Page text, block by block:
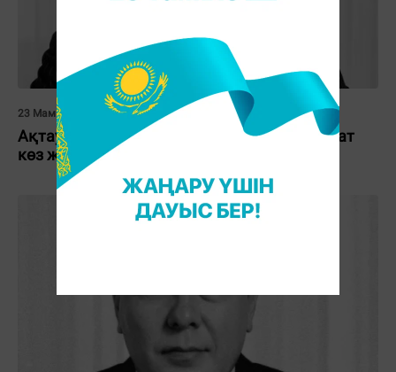
23 Мамыр 2026, 14:10
Ақтауда пластикалық ота жасатқан депутат
көз жұмды: Клиника мәлімдеме жасады